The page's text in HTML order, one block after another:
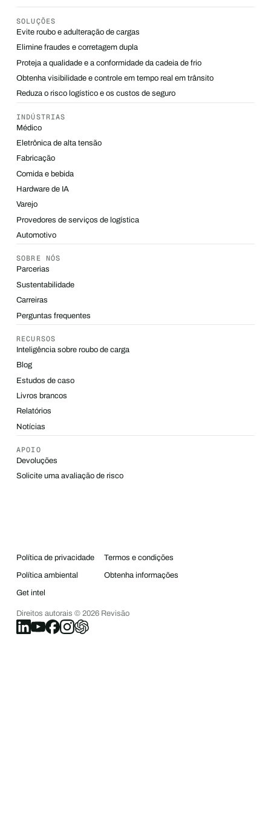
SOLUÇÕES
Evite roubo e adulteração de cargas
Elimine fraudes e corretagem dupla
Proteja a qualidade e a conformidade da cadeia de frio
Obtenha visibilidade e controle em tempo real em trânsito
Reduza o risco logístico e os custos de seguro
INDÚSTRIAS
Médico
Eletrônica de alta tensão
Fabricação
Comida e bebida
Hardware de IA
Varejo
Provedores de serviços de logística
Automotivo
SOBRE NÓS
Parcerias
Sustentabilidade
Carreiras
Perguntas frequentes
RECURSOS
Inteligência sobre roubo de carga
Blog
Estudos de caso
Livros brancos
Relatórios
Notícias
APOIO
Devoluções
Solicite uma avaliação de risco
Política de privacidade Termos e condições
Política ambiental Obtenha informações
Get intel
Direitos autorais © 2026Revisão